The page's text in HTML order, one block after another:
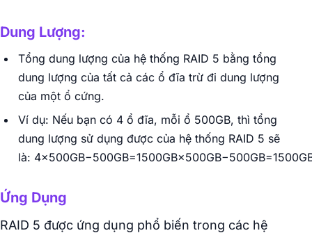
Dung Lượng:
Tổng dung lượng của hệ thống RAID 5 bằng tổng
dung lượng của tất cả các ổ đĩa trừ đi dung lượng
của một ổ cứng.
Ví dụ: Nếu bạn có 4 ổ đĩa, mỗi ổ 500GB, thì tổng
dung lượng sử dụng được của hệ thống RAID 5 sẽ
là:
Ứng Dụng
RAID 5 được ứng dụng phổ biến trong các hệ